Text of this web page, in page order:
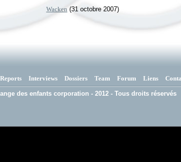
Wacken (31 octobre 2007)
Interviews Dossiers Team Forum Liens
des enfants corporation - 2012 - Tous droits réservés